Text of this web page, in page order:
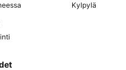
Kylpylä